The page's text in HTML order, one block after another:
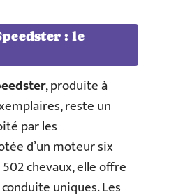
: le
, produite à
reste un
par les
d’un moteur six
chevaux, elle offre
uniques. Les